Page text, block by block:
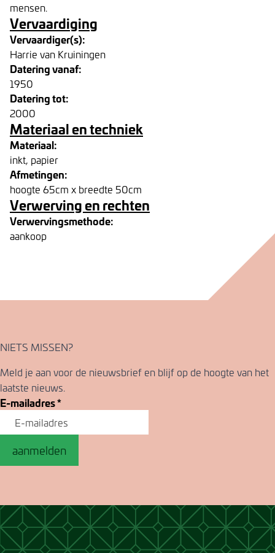
mensen.
Vervaardiging
Vervaardiger(s):
Harrie van Kruiningen
Datering vanaf:
1950
Datering tot:
2000
Materiaal en techniek
Materiaal:
inkt, papier
Afmetingen:
hoogte 65cm x breedte 50cm
Verwerving en rechten
Verwervingsmethode:
aankoop
NIETS MISSEN?
Meld je aan voor de nieuwsbrief en blijf op de hoogte van het
laatste nieuws.
E-mailadres*
aanmelden